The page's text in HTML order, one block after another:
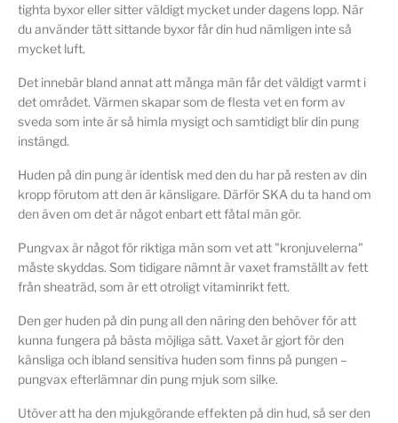
tighta byxor eller sitter väldigt mycket under dagens lopp. När
du använder tätt sittande byxor får din hud nämligen inte så
mycket luft.
Det innebär bland annat att många män får det väldigt varmt i
det området. Värmen skapar som de flesta vet en form av
sveda som inte är så himla mysigt och samtidigt blir din pung
instängd.
Huden på din pung är identisk med den du har på resten av din
kropp förutom att den är känsligare. Därför SKA du ta hand om
den även om det är något enbart ett fåtal män gör.
Pungvax är något för riktiga män som vet att "kronjuvelerna"
måste skyddas. Som tidigare nämnt är vaxet framställt av fett
från sheaträd, som är ett otroligt vitaminrikt fett.
Den ger huden på din pung all den näring den behöver för att
kunna fungera på bästa möjliga sätt. Vaxet är gjort för den
känsliga och ibland sensitiva huden som finns på pungen –
pungvax efterlämnar din pung mjuk som silke.
Utöver att ha den mjukgörande effekten på din hud, så ser den